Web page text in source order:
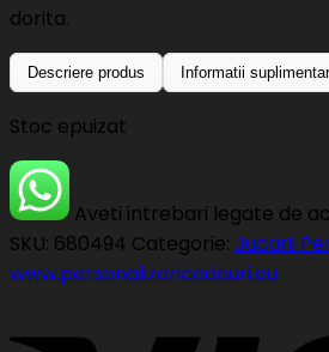
dorita.
Descriere produs Informatii
Stoc epuizat
Aveti intrebari legate de
SKU: 680494 Categorie: Jucarii
www.personalizaricadouri.eu